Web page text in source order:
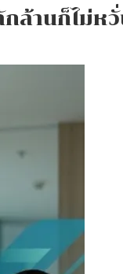
ล้านก็ไม่ห